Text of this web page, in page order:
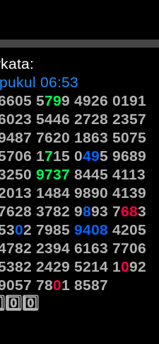
06:53
5799 4926 0191
5446 2728 2357
7620 1863 5075
1715 0495 9689
9737 8445 4113
1484 9890 4139
3782 9893 7683
02 7985 9408 4205
2394 6163 7706
2429 5214 1092
7801 8587